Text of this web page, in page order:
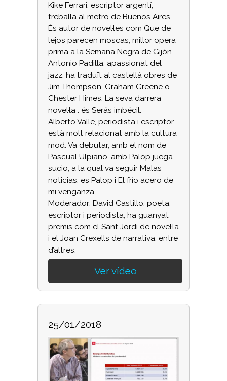
Kike Ferrari, escriptor argentí,
treballa al metro de Buenos Aires.
És autor de novel·les com Que de
lejos parecen moscas, millor opera
prima a la Semana Negra de Gijón.
Antonio Padilla, apassionat del
jazz, ha traduït al castellà obres de
Jim Thompson, Graham Greene o
Chester Himes. La seva darrera
novel·la : és Serás imbécil.
Alberto Valle, periodista i escriptor,
està molt relacionat amb la cultura
mod. Va debutar, amb el nom de
Pascual Ulpiano, amb Palop juega
sucio, a la qual va seguir Malas
noticias, es Palop i El frío acero de
mi venganza.
Moderador: David Castillo, poeta,
escriptor i periodista, ha guanyat
premis com el Sant Jordi de novel·la
i el Joan Crexells de narrativa, entre
d’altres.
Ver vídeo
25/01/2018